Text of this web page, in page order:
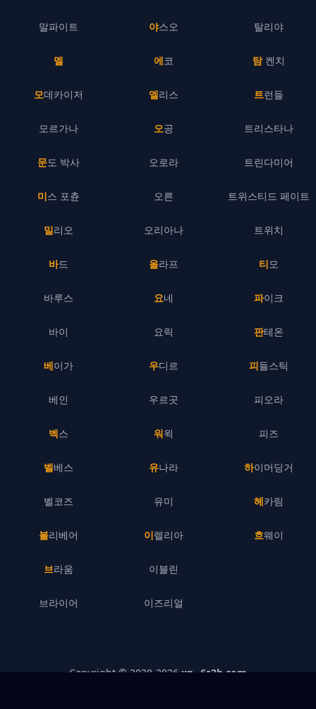
말파이트
멜
모데카이저
모르가나
문도 박사
미스 포츈
밀리오
바드
바루스
바이
베이가
베인
벡스
벨베스
벨코즈
볼리베어
브라움
브라이어
야스오
에코
엘리스
오공
오로라
오른
오리아나
올라프
요네
요릭
우디르
우르곳
워윅
유나라
유미
이렐리아
이블린
이즈리얼
탈리야
탐 켄치
트런들
트리스타나
트린다미어
트위스티드 페이트
트위치
티모
파이크
판테온
피들스틱
피오라
피즈
하이머딩거
헤카림
흐웨이
Copyright © 2020- 2026 xn--6s2b.com